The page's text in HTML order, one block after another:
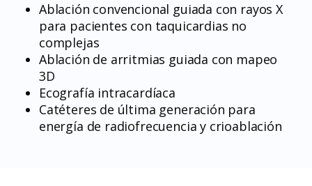
Ablación convencional guiada con rayos X
para pacientes con taquicardias no
complejas
Ablación de arritmias guiada con mapeo
3D
Ecografía intracardíaca
Catéteres de última generación para
energía de radiofrecuencia y crioablación